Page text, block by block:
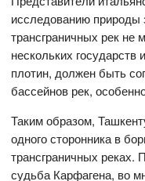
исследованию природы
трансграничных рек не
нескольких государств
плотин, должен быть
бассейнов рек,
Таким образом,
одного сторонника в
трансграничных реках.
судьба Карфагена, во